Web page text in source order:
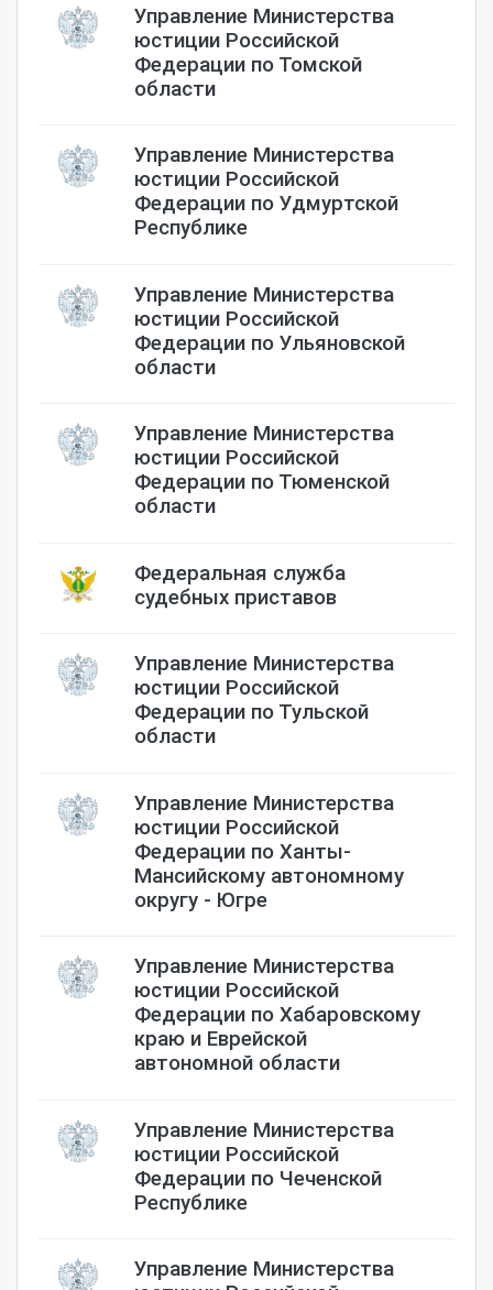
Управление Министерства
юстиции Российской
Федерации по Томской
области
Управление Министерства
юстиции Российской
Федерации по Удмуртской
Республике
Управление Министерства
юстиции Российской
Федерации по Ульяновской
области
Управление Министерства
юстиции Российской
Федерации по Тюменской
области
Федеральная служба
судебных приставов
Управление Министерства
юстиции Российской
Федерации по Тульской
области
Управление Министерства
юстиции Российской
Федерации по Ханты-
Мансийскому автономному
округу - Югре
Управление Министерства
юстиции Российской
Федерации по Хабаровскому
краю и Еврейской
автономной области
Управление Министерства
юстиции Российской
Федерации по Чеченской
Республике
Управление Министерства